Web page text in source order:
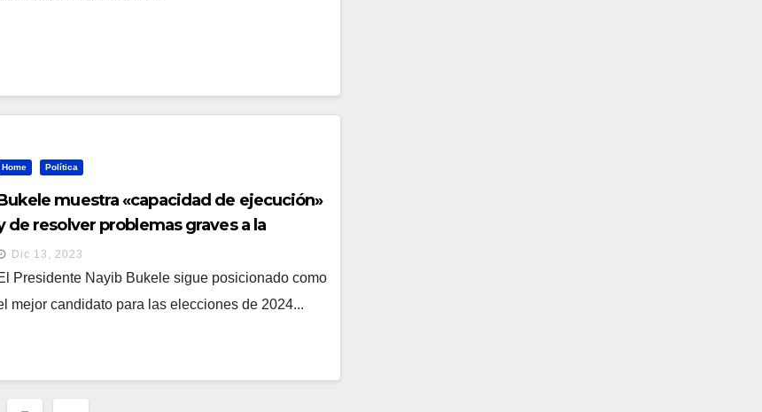
Home Política
muestra «capacidad de ejecución»
de resolver problemas graves a la
según Carlos Acevedo
Dic 13, 2023
Presidente Nayib Bukele sigue posicionado como
mejor candidato para las elecciones de 2024...